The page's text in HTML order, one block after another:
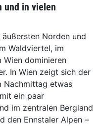
und in vielen
Norden und
Waldviertel, im
Wien dominieren
In Wien zeigt sich der
Nachmittag etwas
ein paar
im zentralen Bergland
den Ennstaler Alpen –